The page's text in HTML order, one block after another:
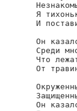
Я
И
Он
Среди
Что
От
Он